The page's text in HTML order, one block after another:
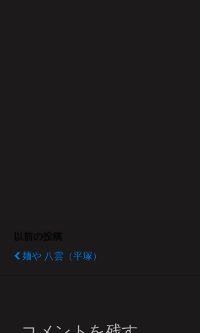
麺や 八雲（平塚）